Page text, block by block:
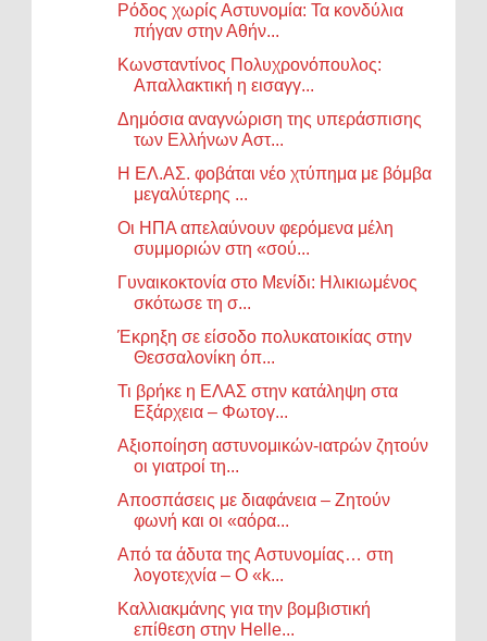
Ρόδος χωρίς Αστυνομία: Τα κονδύλια
πήγαν στην Αθήν...
Κωνσταντίνος Πολυχρονόπουλος:
Απαλλακτική η εισαγγ...
Δημόσια αναγνώριση της υπεράσπισης
των Ελλήνων Αστ...
Η ΕΛ.ΑΣ. φοβάται νέο χτύπημα με βόμβα
μεγαλύτερης ...
Οι ΗΠΑ απελαύνουν φερόμενα μέλη
συμμοριών στη «σού...
Γυναικοκτονία στο Μενίδι: Hλικιωμένος
σκότωσε τη σ...
Έκρηξη σε είσοδο πολυκατοικίας στην
Θεσσαλονίκη όπ...
Τι βρήκε η ΕΛΑΣ στην κατάληψη στα
Εξάρχεια – Φωτογ...
Αξιοποίηση αστυνομικών-ιατρών ζητούν
οι γιατροί τη...
Αποσπάσεις με διαφάνεια – Ζητούν
φωνή και οι «αόρα...
Από τα άδυτα της Αστυνομίας… στη
λογοτεχνία – Ο «k...
Καλλιακμάνης για την βομβιστική
επίθεση στην Helle...